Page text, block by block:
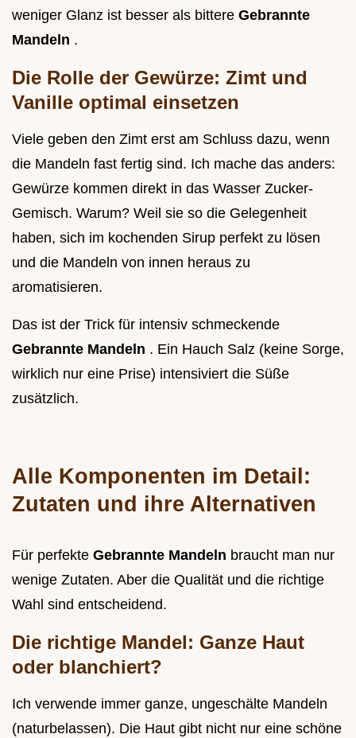
weniger Glanz ist besser als bittere Gebrannte
Mandeln .
Die Rolle der Gewürze: Zimt und
Vanille optimal einsetzen
Viele geben den Zimt erst am Schluss dazu, wenn
die Mandeln fast fertig sind. Ich mache das anders:
Gewürze kommen direkt in das Wasser Zucker-
Gemisch. Warum? Weil sie so die Gelegenheit
haben, sich im kochenden Sirup perfekt zu lösen
und die Mandeln von innen heraus zu
aromatisieren.
Das ist der Trick für intensiv schmeckende
Gebrannte Mandeln . Ein Hauch Salz (keine Sorge,
wirklich nur eine Prise) intensiviert die Süße
zusätzlich.
Alle Komponenten im Detail:
Zutaten und ihre Alternativen
Für perfekte Gebrannte Mandeln braucht man nur
wenige Zutaten. Aber die Qualität und die richtige
Wahl sind entscheidend.
Die richtige Mandel: Ganze Haut
oder blanchiert?
Ich verwende immer ganze, ungeschälte Mandeln
(naturbelassen). Die Haut gibt nicht nur eine schöne